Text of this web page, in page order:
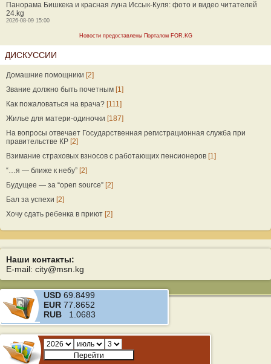
Панорама Бишкека и красная луна Иссык-Куля: фото и видео читателей
24.kg
2026-08-09 15:00
Новости предоставлены Порталом FOR.KG
ДИСКУССИИ
Домашние помощники [2]
Звание должно быть почетным [1]
Как пожаловаться на врача? [111]
Жилье для матери-одиночки [187]
На вопросы отвечает Государственная регистрационная служба при
правительстве КР [2]
Взимание страховых взносов с работающих пенсионеров [1]
“…я — ближе к небу” [2]
Будущее — за “open source” [2]
Бал за успехи [2]
Хочу сдать ребенка в приют [2]
Наши контакты:
E-mail: city@msn.kg
USD 69.8499
EUR 77.8652
RUB 1.0683